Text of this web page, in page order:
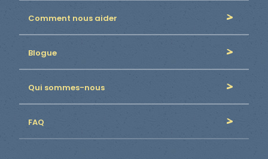
Comment nous aider
Blogue
Qui sommes-nous
FAQ